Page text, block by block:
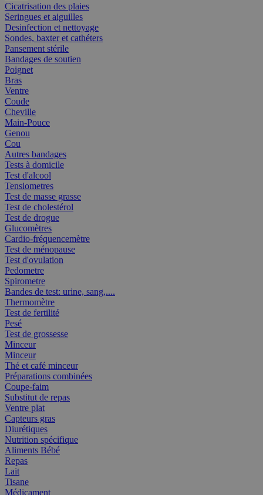
Cicatrisation des plaies
Seringues et aiguilles
Desinfection et nettoyage
Sondes, baxter et cathéters
Pansement stérile
Bandages de soutien
Poignet
Bras
Ventre
Coude
Cheville
Main-Pouce
Genou
Cou
Autres bandages
Tests à domicile
Test d'alcool
Tensiometres
Test de masse grasse
Test de cholestérol
Test de drogue
Glucomètres
Cardio-fréquencemètre
Test de ménopause
Test d'ovulation
Pedometre
Spirometre
Bandes de test: urine, sang,....
Thermomètre
Test de fertilité
Pesé
Test de grossesse
Minceur
Minceur
Thé et café minceur
Préparations combinées
Coupe-faim
Substitut de repas
Ventre plat
Capteurs gras
Diurétiques
Nutrition spécifique
Aliments Bébé
Repas
Lait
Tisane
Médicament